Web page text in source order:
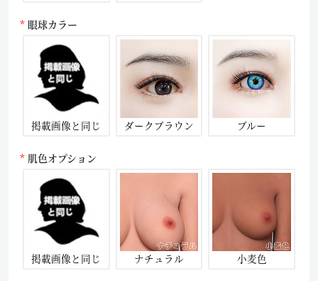
眼球カラー
掲載画像と同じ ダークブラウン ブルー
肌色オプション
掲載画像と同じ ナチュラル 小麦色